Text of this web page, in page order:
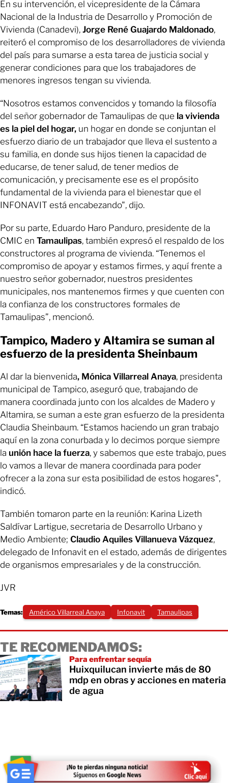
En su intervención, el vicepresidente de la Cámara
Nacional de la Industria de Desarrollo y Promoción de
Vivienda (Canadevi), Jorge René Guajardo Maldonado,
reiteró el compromiso de los desarrolladores de vivienda
del país para sumarse a esta tarea de justicia social y
generar condiciones para que los trabajadores de
menores ingresos tengan su vivienda.
“Nosotros estamos convencidos y tomando la filosofía
del señor gobernador de Tamaulipas de que la vivienda
es la piel del hogar, un hogar en donde se conjuntan el
esfuerzo diario de un trabajador que lleva el sustento a
su familia, en donde sus hijos tienen la capacidad de
educarse, de tener salud, de tener medios de
comunicación, y precisamente ese es el propósito
fundamental de la vivienda para el bienestar que el
INFONAVIT está encabezando", dijo.
Por su parte, Eduardo Haro Panduro, presidente de la
CMIC en Tamaulipas, también expresó el respaldo de los
constructores al programa de vivienda. “Tenemos el
compromiso de apoyar y estamos firmes, y aquí frente a
nuestro señor gobernador, nuestros presidentes
municipales, nos mantenemos firmes y que cuenten con
la confianza de los constructores formales de
Tamaulipas”, mencionó.
Tampico, Madero y Altamira se suman al
esfuerzo de la presidenta Sheinbaum
Al dar la bienvenida, Mónica Villarreal Anaya, presidenta
municipal de Tampico, aseguró que, trabajando de
manera coordinada junto con los alcaldes de Madero y
Altamira, se suman a este gran esfuerzo de la presidenta
Claudia Sheinbaum. “Estamos haciendo un gran trabajo
aquí en la zona conurbada y lo decimos porque siempre
la unión hace la fuerza, y sabemos que este trabajo, pues
lo vamos a llevar de manera coordinada para poder
ofrecer a la zona sur esta posibilidad de estos hogares",
indicó.
También tomaron parte en la reunión: Karina Lizeth
Saldívar Lartigue, secretaria de Desarrollo Urbano y
Medio Ambiente; Claudio Aquiles Villanueva Vázquez,
delegado de Infonavit en el estado, además de dirigentes
de organismos empresariales y de la construcción.
JVR
Temas: Américo Villarreal Anaya Infonavit Tamaulipas
TE RECOMENDAMOS:
Para enfrentar sequía
Huixquilucan invierte más de 80
mdp en obras y acciones en materia
de agua